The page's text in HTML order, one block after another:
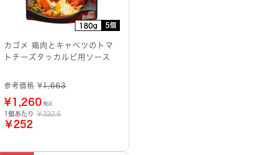
180g 5個
カゴメ 鶏肉とキャベツのトマ
トチーズタッカルビ用ソース
参考価格 ¥1,663
¥1,260 税込
1個あたり ￥332.6
￥252